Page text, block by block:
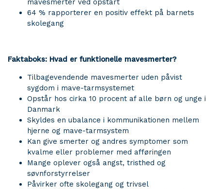
mavesmerter ved opstart
64 % rapporterer en positiv effekt på barnets
skolegang
Faktaboks: Hvad er funktionelle mavesmerter?
Tilbagevendende mavesmerter uden påvist
sygdom i mave-tarmsystemet
Opstår hos cirka 10 procent af alle børn og unge i
Danmark
Skyldes en ubalance i kommunikationen mellem
hjerne og mave-tarmsystem
Kan give smerter og andres symptomer som
kvalme eller problemer med afføringen
Mange oplever også angst, tristhed og
søvnforstyrrelser
Påvirker ofte skolegang og trivsel